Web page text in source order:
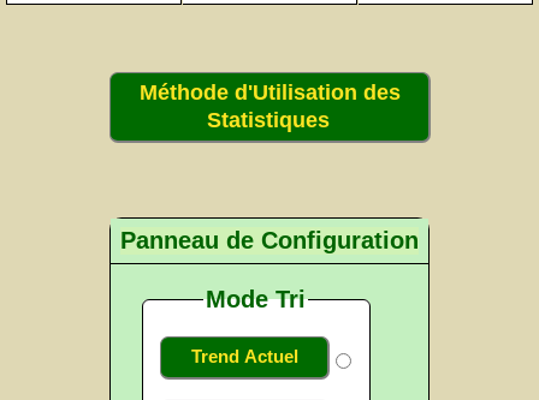
Méthode d'Utilisation des
Statistiques
Panneau de Configuration
Mode Tri
Trend Actuel